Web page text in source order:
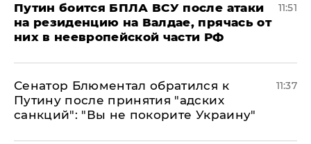
Путин боится БПЛА ВСУ после атаки
на резиденцию на Валдае, прячась от
них в неевропейской части РФ
11:51
Сенатор Блюментал обратился к
Путину после принятия "адских
санкций": "Вы не покорите Украину"
11:37